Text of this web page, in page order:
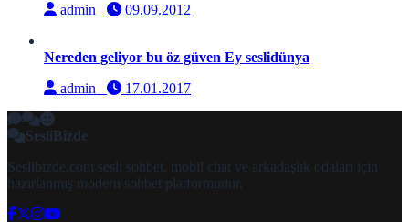
admin
09.09.2012
Nereden geliyor bu öz güven Ey seslidünya
admin
17.01.2017
SesliBizde
Seslibizde.com sesli sohbet, mobil chat ve arkadaşlık odaları için
hazırlanmış modern sohbet platformudur.